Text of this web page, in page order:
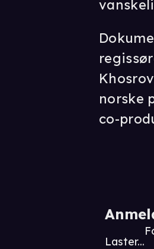
Laster...
norske
co-